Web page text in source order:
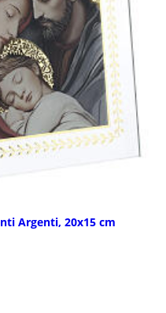
Argenti, 20x15 cm